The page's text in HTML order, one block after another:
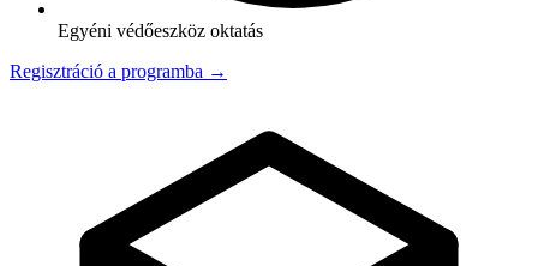
Egyéni védőeszköz oktatás
Regisztráció a programba →